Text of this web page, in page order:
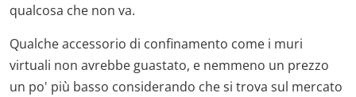
qualcosa che non va.
Qualche accessorio di confinamento come i muri
virtuali non avrebbe guastato, e nemmeno un prezzo
un po' più basso considerando che si trova sul mercato